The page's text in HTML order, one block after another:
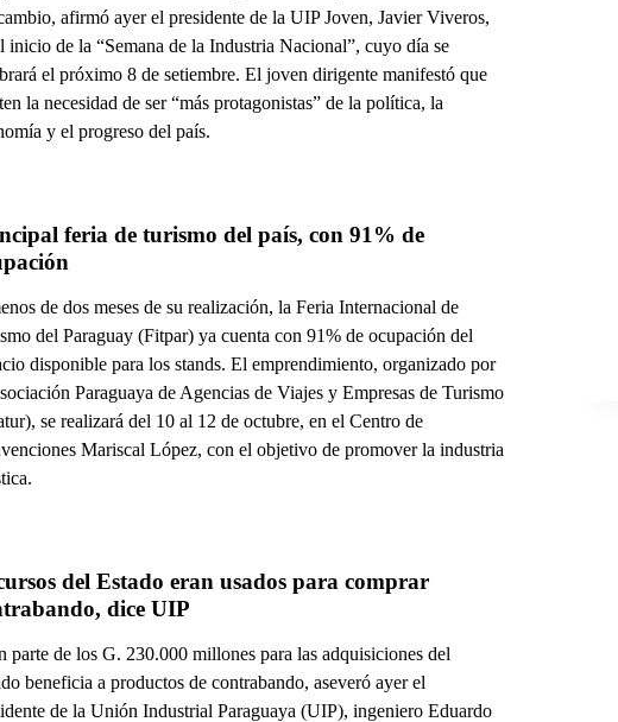
afirmó ayer el presidente de la UIP Joven, Javier Viveros,
inicio de la “Semana de la Industria Nacional”, cuyo día se
el próximo 8 de setiembre. El joven dirigente manifestó que
la necesidad de ser “más protagonistas” de la política, la
y el progreso del país.
feria de turismo del país, con 91% de
de dos meses de su realización, la Feria Internacional de
del Paraguay (Fitpar) ya cuenta con 91% de ocupación del
disponible para los stands. El emprendimiento, organizado por
Paraguaya de Agencias de Viajes y Empresas de Turismo
se realizará del 10 al 12 de octubre, en el Centro de
Mariscal López, con el objetivo de promover la industria
del Estado eran usados para comprar
dice UIP
parte de los G. 230.000 millones para las adquisiciones del
beneficia a productos de contrabando, aseveró ayer el
de la Unión Industrial Paraguaya (UIP), ingeniero Eduardo